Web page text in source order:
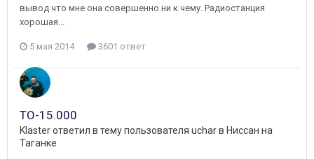
вывод что мне она совершенно ни к чему. Радиостанция
хорошая...
5 мая 2014 3601 ответ
ТО-15.000
Klasterответил в тему пользователя ucharв Ниссан на
Таганке